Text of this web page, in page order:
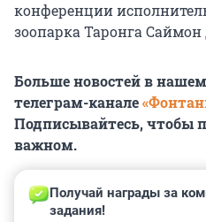
конференции
зоопарка Таронга
Больше новостей в
телеграм-канале
Подписывайтесь, чтобы
важном.
Получай награды за
задания!